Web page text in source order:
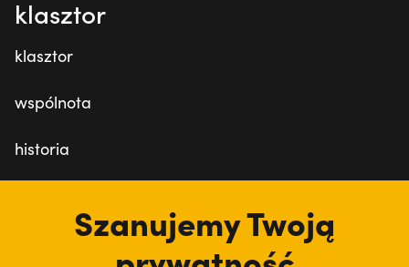
klasztor
klasztor
wspólnota
historia
Szanujemy Twoją